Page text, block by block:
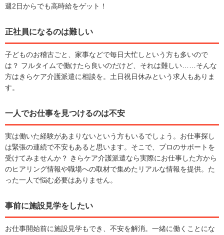
週2日からでも高時給をゲット！
正社員になるのは難しい
子どものお稽古ごと、家事などで毎日大忙しという方も多いので
は？ フルタイムで働けたら良いのだけど、それは難しい……そんな
方はきらケア介護派遣に相談を。土日祝日休みという求人もありま
す。
一人でお仕事を見つけるのは不安
実は働いた経験があまりないという方もいるでしょう。お仕事探し
は緊張の連続で不安もあると思います。そこで、プロのサポートを
受けてみませんか？ きらケア介護派遣なら実際にお仕事した方から
のヒアリング情報や職場への取材で集めたリアルな情報を提供。た
った一人で悩む必要はありません。
事前に施設見学をしたい
お仕事開始前に施設見学もでき、不安を解消。一緒に働くことにな